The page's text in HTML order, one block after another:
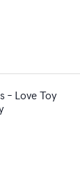
– Love Toy